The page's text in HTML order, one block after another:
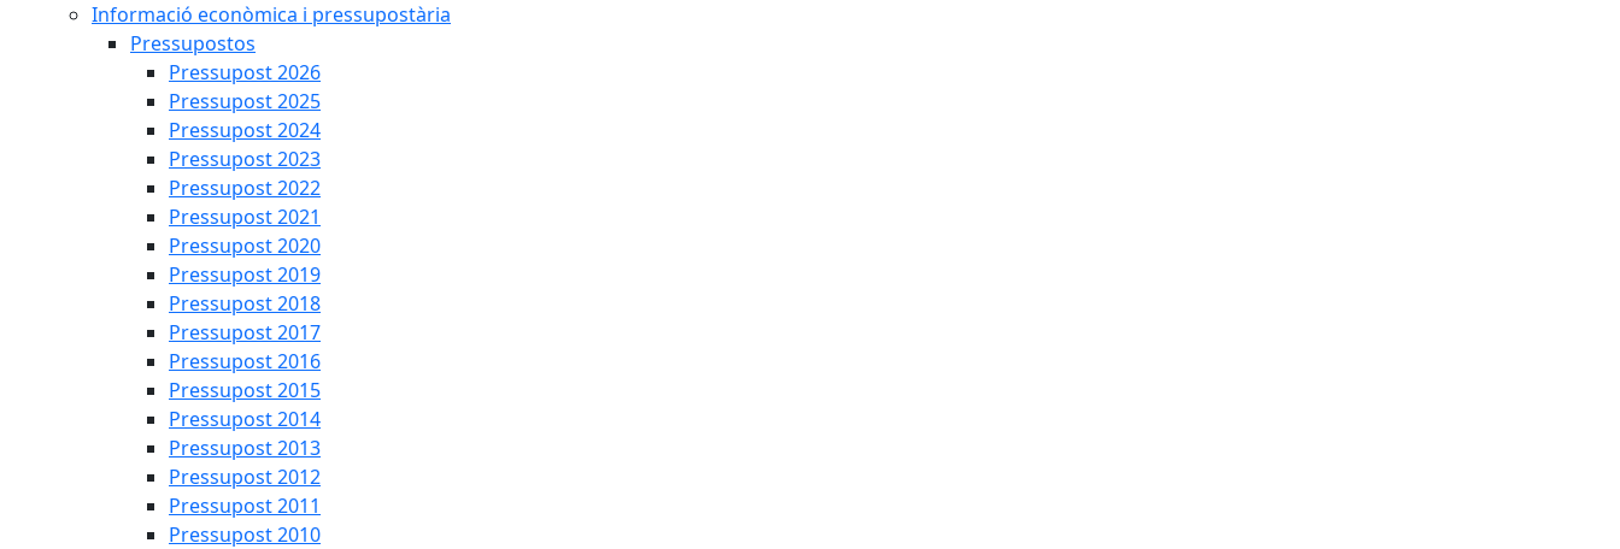
Informació econòmica i pressupostària
Pressupostos
Pressupost 2026
Pressupost 2025
Pressupost 2024
Pressupost 2023
Pressupost 2022
Pressupost 2021
Pressupost 2020
Pressupost 2019
Pressupost 2018
Pressupost 2017
Pressupost 2016
Pressupost 2015
Pressupost 2014
Pressupost 2013
Pressupost 2012
Pressupost 2011
Pressupost 2010